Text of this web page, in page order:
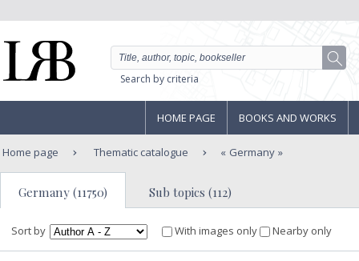
Search by criteria
HOME PAGE BOOKS AND WORKS
Home page Thematic catalogue Germany
Germany (11750) Sub topics (112)
Sort by With images only Nearby only